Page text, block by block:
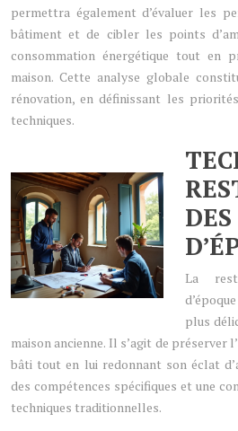
permettra également d’évaluer les
bâtiment et de cibler les points
consommation énergétique tout en
maison. Cette analyse globale
rénovation, en définissant les
techniques.
La
plus
maison ancienne. Il s’agit de préserver
bâti tout en lui redonnant son éclat
des compétences spécifiques et une
techniques traditionnelles.